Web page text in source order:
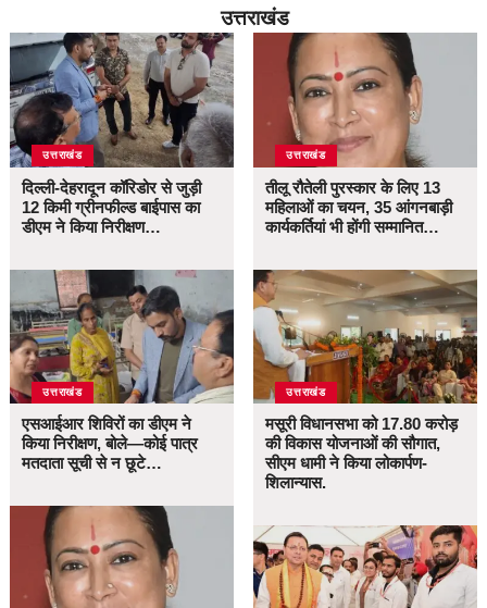
उत्तराखंड
उत्तराखंड
दिल्ली-देहरादून कॉरिडोर से जुड़ी
12 किमी ग्रीनफील्ड बाईपास का
डीएम ने किया निरीक्षण…
उत्तराखंड
एसआईआर शिविरों का डीएम ने
किया निरीक्षण, बोले—कोई पात्र
मतदाता सूची से न छूटे…
उत्तराखंड
तीलू रौतेली पुरस्कार के लिए 13
महिलाओं का चयन, 35 आंगनबाड़ी
कार्यकर्तियां भी होंगी सम्मानित…
उत्तराखंड
मसूरी विधानसभा को 17.80 करोड़
की विकास योजनाओं की सौगात,
सीएम धामी ने किया लोकार्पण-
शिलान्यास.